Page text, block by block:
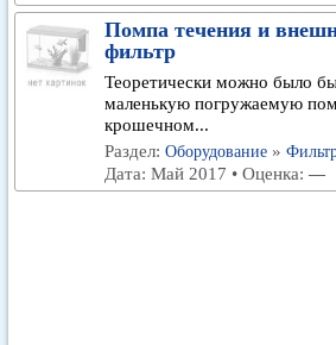
Помпа течения и
фильтр
Теоретически можно было
маленькую погружаемую
крошечном...
Раздел: Оборудование »
Дата: Май 2017 • Оценка: —